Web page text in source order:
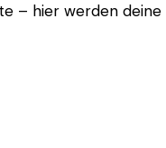
– hier werden